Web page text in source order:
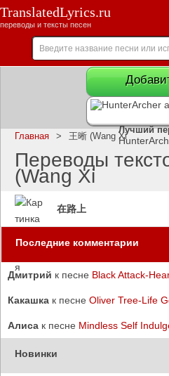
TranslatedLyrics.ru
переводы и тексты песен
Лучший
Главная > 王晰 (Wang Xi
Переводы
(Wang Xi
在路上
Последние комментарии
Дмитрий к песне Black Attack-
Какашка к песне Oliver Tree-Life
Алиса к песне Mindless Self
Новинки